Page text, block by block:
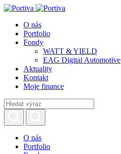
O nás
Portfolio
Fondy
WATT & YIELD
EAG Digital Automotive
Aktuality
Kontakt
Moje finance
O nás
Portfolio